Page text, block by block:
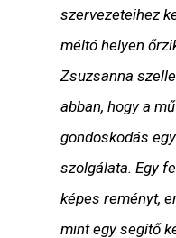
szervezeteihez
méltó helyen
Zsuzsanna
abban, hogy a
gondoskodás
szolgálata. Egy
képes reményt,
mint egy segítő